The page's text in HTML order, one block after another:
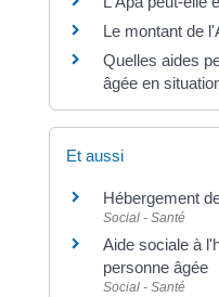
Le montant de
Quelles aides
âgée en
Et aussi
Hébergement
Social - Santé
Aide sociale à
personne âgée
Social - Santé